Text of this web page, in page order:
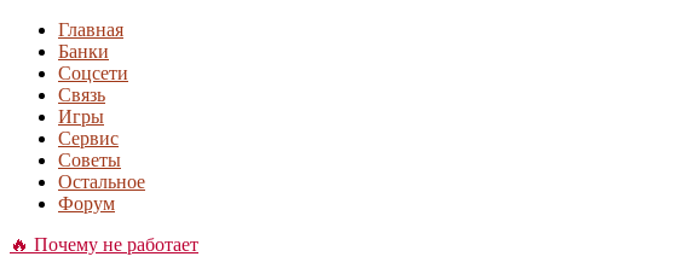
Главная
Банки
Соцсети
Связь
Игры
Сервис
Советы
Остальное
Форум
🔥 Почему не работает